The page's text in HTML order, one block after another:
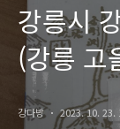
강릉시
(강릉 고
강다방 2023. 10. 23.